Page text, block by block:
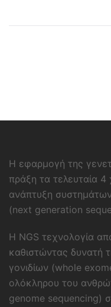
Η εφαρμογή της
πράξη τα τελευταία 4
ανάπτυξη
(next generation
Η NGS τεχνολογία
καθιστώντας δυνατή
γονιδίων (whole
ολόκληρου του
genome sequencing)